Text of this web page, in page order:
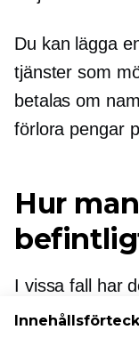
Du kan lägga
tjänster som
betalas om
förlora pengar
Hur
I vissa fall har
registrerats av